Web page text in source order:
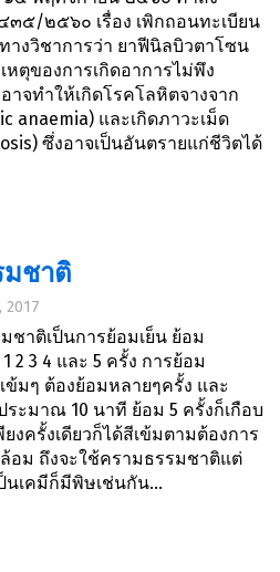
๕/๒๕๖๐ เรื่อง เพิกถอนทะเบียน
างวิชาการว่า ยาฟีนิลบิวตาโซน
หตุของการเกิดอาการไม่พึง
าจทําให้เกิดโรคโลหิตจางจาก
anaemia) และเกิดภาวะเม็ด
ซึ่งอาจเป็นอันตรายแก่ชีวิตได้
มชาติ
2017
าติเป็นการย้อมเย็น ย้อม
2 3 4 และ 5 ครั้ง การย้อม
มๆ ต้องย้อมหลายๆครั้ง และ
ระมาณ 10 นาที ย้อม 5 ครั้งก็เกือบ
งครั้งเดียวก็ได้สีเข้มตามต้องการ
อม ถึงจะใช้ครามธรรมชาติแต่
นเคมีก็มีพิษเช่นกัน...